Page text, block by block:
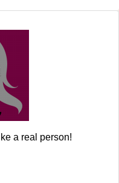
a real person!